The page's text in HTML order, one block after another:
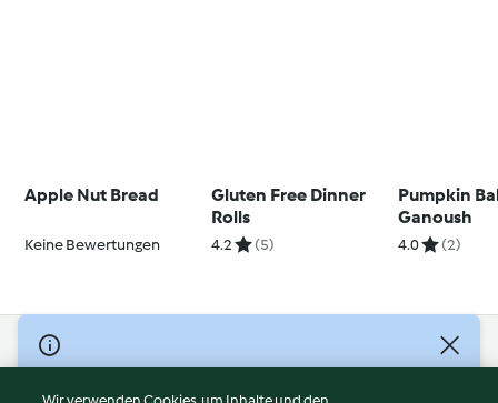
Apple Nut Bread
Keine Bewertungen
Gluten Free Dinner
Rolls
4.2 (5)
Pumpkin
Ganoush
4.0 (2)
© Copyright 2026
Nutzungsbedingungen